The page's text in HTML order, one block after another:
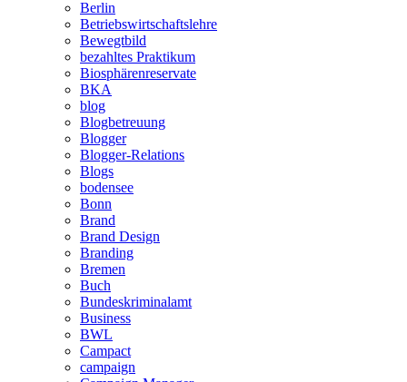
Berlin
Betriebswirtschaftslehre
Bewegtbild
bezahltes Praktikum
Biosphärenreservate
BKA
blog
Blogbetreuung
Blogger
Blogger-Relations
Blogs
bodensee
Bonn
Brand
Brand Design
Branding
Bremen
Buch
Bundeskriminalamt
Business
BWL
Campact
campaign